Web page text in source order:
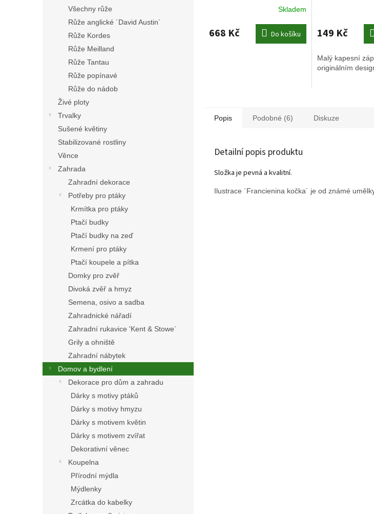
Všechny růže
Růže anglické ´David Austin´
Růže Kordes
Růže Meilland
Růže Tantau
Růže popínavé
Růže do nádob
Živé ploty
Trvalky
Sušené květiny
Stabilizované rostliny
Věnce
Zahrada
Zahradní dekorace
Potřeby pro ptáky
Krmítka pro ptáky
Ptačí budky
Ptačí budky na zeď
Krmení pro ptáky
Ptačí koupele a pítka
Domky pro zvěř
Divoká zvěř a hmyz
Semena, osivo a sadba
Zahradnické nářadí
Zahradní rukavice 'Kent & Stowe´
Grily a ohniště
Zahradní nábytek
Domov a bydlení
Dekorace pro dům a zahradu
Dárky s motivy ptáků
Dárky s motivy hmyzu
Dárky s motivem květin
Dárky s motivem zvířat
Dekorativní věnec
Koupelna
Přírodní mýdla
Mýdlenky
Zrcátka do kabelky
Skladem
668 Kč Do košíku 149 Kč
Malý kapesní
originálním
Popis Podobné (6) Diskuze
Detailní popis produktu
Složka je pevná a kvalitní.
Ilustrace ´Francienina kočka´ je od známé